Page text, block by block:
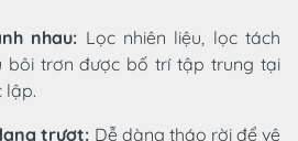
nhau: Lọc nhiên liệu, lọc tách
bôi trơn được bố trí tập trung tại
lập.
trượt: Dễ dàng tháo rời để vệ